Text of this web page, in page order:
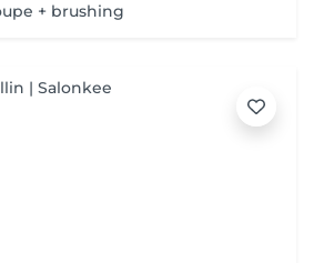
+ brushing